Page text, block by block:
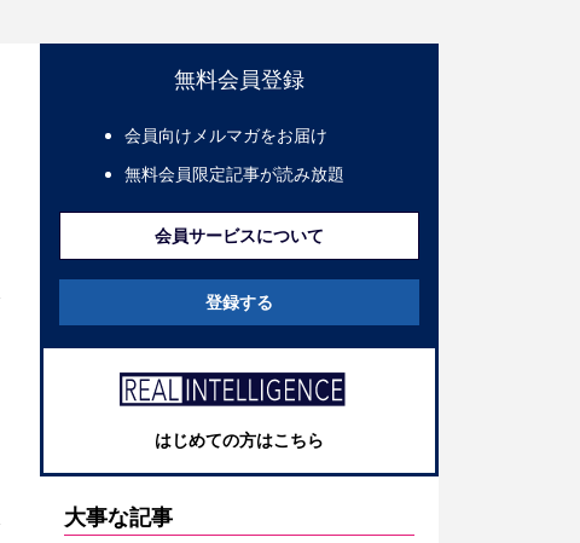
無料会員登録
会員向けメルマガをお届け
無料会員限定記事が読み放題
会員サービスについて
登録する
はじめての方はこちら
大事な記事